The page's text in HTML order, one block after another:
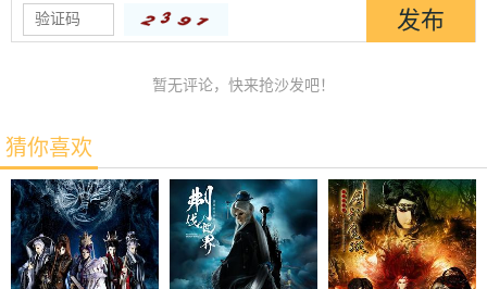
暂无评论，快来抢沙发吧！
猜你喜欢